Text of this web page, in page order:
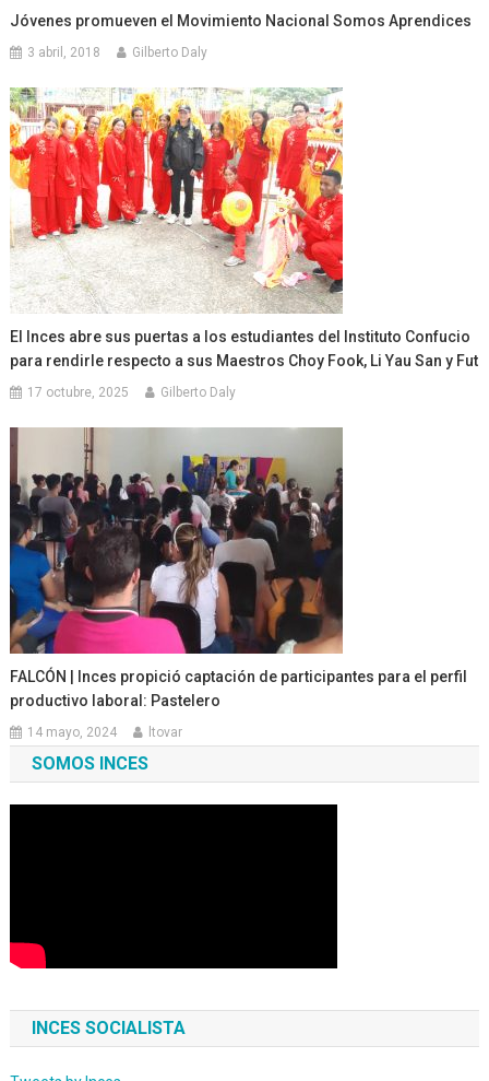
Jóvenes promueven el Movimiento Nacional Somos Aprendices
3 abril, 2018 Gilberto Daly
El Inces abre sus puertas a los estudiantes del Instituto Confucio
para rendirle respecto a sus Maestros Choy Fook, Li Yau San y Fut
17 octubre, 2025 Gilberto Daly
FALCÓN | Inces propició captación de participantes para el perfil
productivo laboral: Pastelero
14 mayo, 2024 ltovar
SOMOS INCES
INCES SOCIALISTA